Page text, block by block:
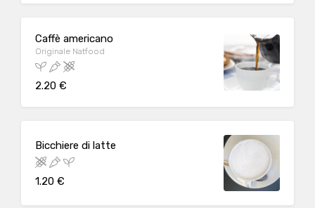
Caffè americano
Originale Natfood
2.20 €
Bicchiere di latte
1.20 €